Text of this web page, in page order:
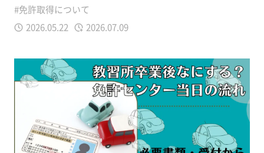
#免許取得について
2026.05.22
2026.07.09